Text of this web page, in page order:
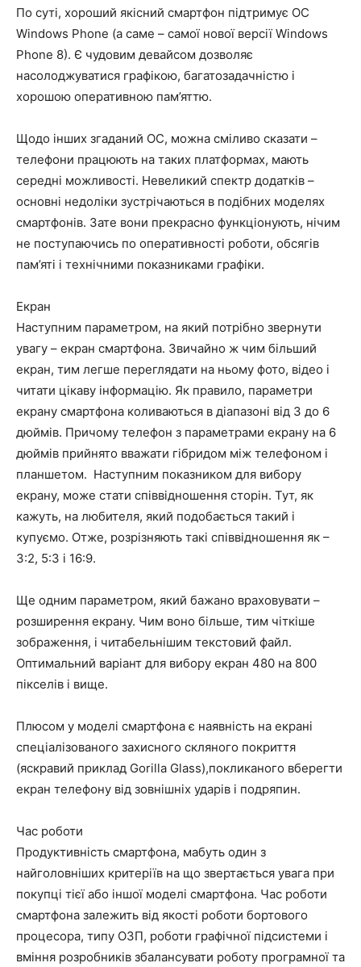
По суті, хороший якісний смартфон підтримує ОС
Windows Phone (а саме – самої нової версії Windows
Phone 8). Є чудовим девайсом дозволяє
насолоджуватися графікою, багатозадачністю і
хорошою оперативною пам’яттю.
Щодо інших згаданий ОС, можна сміливо сказати –
телефони працюють на таких платформах, мають
середні можливості. Невеликий спектр додатків –
основні недоліки зустрічаються в подібних моделях
смартфонів. Зате вони прекрасно функціонують, нічим
не поступаючись по оперативності роботи, обсягів
пам’яті і технічними показниками графіки.
Екран
Наступним параметром, на який потрібно звернути
увагу – екран смартфона. Звичайно ж чим більший
екран, тим легше переглядати на ньому фото, відео і
читати цікаву інформацію. Як правило, параметри
екрану смартфона коливаються в діапазоні від 3 до 6
дюймів. Причому телефон з параметрами екрану на 6
дюймів прийнято вважати гібридом між телефоном і
планшетом. Наступним показником для вибору
екрану, може стати співвідношення сторін. Тут, як
кажуть, на любителя, який подобається такий і
купуємо. Отже, розрізняють такі співвідношення як –
3:2, 5:3 і 16:9.
Ще одним параметром, який бажано враховувати –
розширення екрану. Чим воно більше, тим чіткіше
зображення, і читабельнішим текстовий файл.
Оптимальний варіант для вибору екран 480 на 800
пікселів і вище.
Плюсом у моделі смартфона є наявність на екрані
спеціалізованого захисного скляного покриття
(яскравий приклад Gorilla Glass),покликаного вберегти
екран телефону від зовнішніх ударів і подряпин.
Час роботи
Продуктивність смартфона, мабуть один з
найголовніших критеріїв на що звертається увага при
покупці тієї або іншої моделі смартфона. Час роботи
смартфона залежить від якості роботи бортового
процесора, типу ОЗП, роботи графічної підсистеми і
вміння розробників збалансувати роботу програмної та